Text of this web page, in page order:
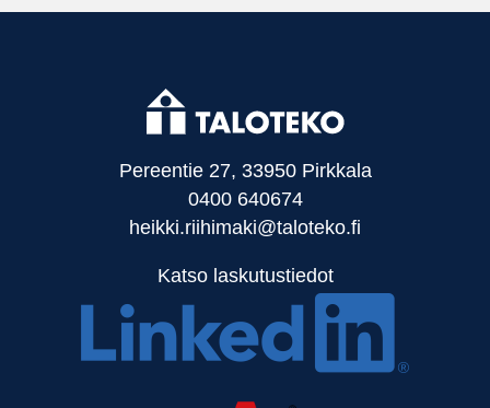
Pereentie 27, 33950 Pirkkala
0400 640674
heikki.riihimaki@taloteko.fi
Katso laskutustiedot